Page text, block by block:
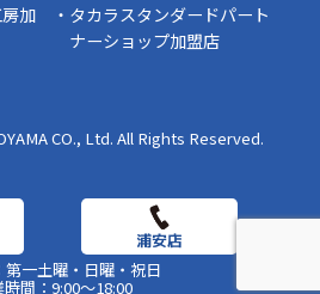
加
タカラスタンダードパート
ナーショップ加盟店
CO., Ltd. All Rights Reserved.
第一土曜・日曜・祝日
時間：9:00～18:00